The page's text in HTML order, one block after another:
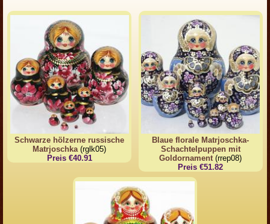
Schwarze hölzerne russische
Matrjoschka(rglk05)
Preis €40.91
Blaue florale Matrjoschka-
Schachtelpuppen mit
Goldornament(rrep08)
Preis €51.82